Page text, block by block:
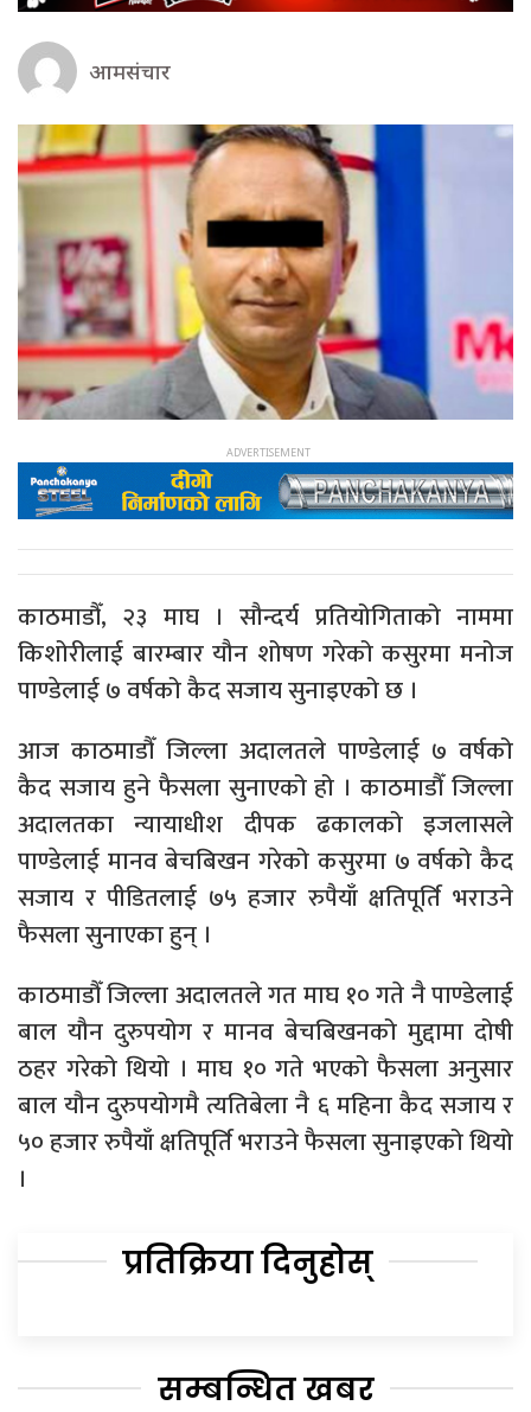
आमसंचार
काठमाडौँ, २३ माघ । सौन्दर्य प्रतियोगिताको नाममा
किशोरीलाई बारम्बार यौन शोषण गरेको कसुरमा मनोज
पाण्डेलाई ७ वर्षको कैद सजाय सुनाइएको छ ।
आज काठमाडौँ जिल्ला अदालतले पाण्डेलाई ७ वर्षको
कैद सजाय हुने फैसला सुनाएको हो । काठमाडौँ जिल्ला
अदालतका न्यायाधीश दीपक ढकालको इजलासले
पाण्डेलाई मानव बेचबिखन गरेको कसुरमा ७ वर्षको कैद
सजाय र पीडितलाई ७५ हजार रुपैयाँ क्षतिपूर्ति भराउने
फैसला सुनाएका हुन् ।
काठमाडौँ जिल्ला अदालतले गत माघ १० गते नै पाण्डेलाई
बाल यौन दुरुपयोग र मानव बेचबिखनको मुद्दामा दोषी
ठहर गरेको थियो । माघ १० गते भएको फैसला अनुसार
बाल यौन दुरुपयोगमै त्यतिबेला नै ६ महिना कैद सजाय र
५० हजार रुपैयाँ क्षतिपूर्ति भराउने फैसला सुनाइएको थियो
।
प्रतिक्रिया दिनुहोस्
सम्बन्धित खबर